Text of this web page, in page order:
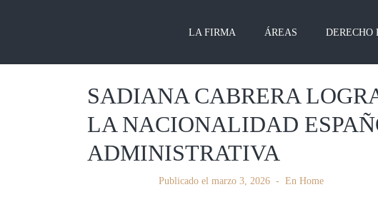
LA FIRMA ÁREAS DERECHO
SADIANA CABRERA
LA NACIONALIDAD
ADMINISTRATIVA
Publicado el marzo 3, 2026 En Home